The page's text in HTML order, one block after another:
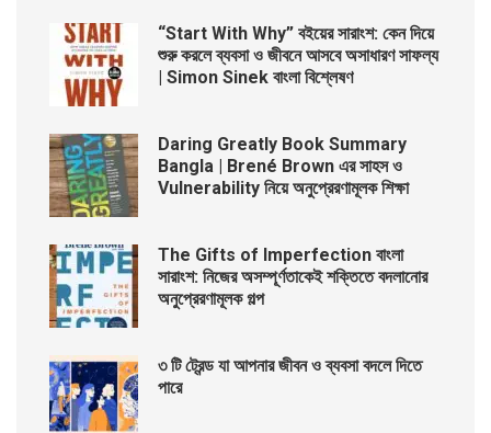
“Start With Why” বইয়ের সারাংশ: কেন দিয়ে
শুরু করলে ব্যবসা ও জীবনে আসবে অসাধারণ সাফল্য
| Simon Sinek বাংলা বিশ্লেষণ
Daring Greatly Book Summary
Bangla | Brené Brown এর সাহস ও
Vulnerability নিয়ে অনুপ্রেরণামূলক শিক্ষা
The Gifts of Imperfection বাংলা
সারাংশ: নিজের অসম্পূর্ণতাকেই শক্তিতে বদলানোর
অনুপ্রেরণামূলক গল্প
৩ টি ট্রেন্ড যা আপনার জীবন ও ব্যবসা বদলে দিতে
পারে